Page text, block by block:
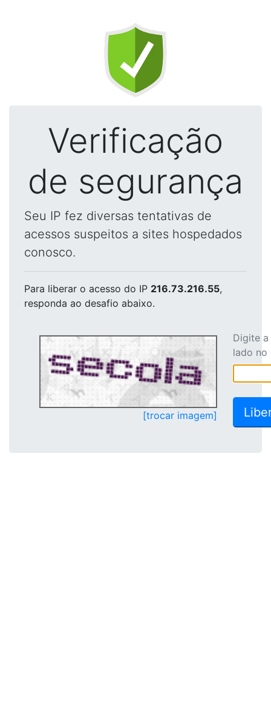
Verificação
de segurança
Seu IP fez diversas tentativas de
acessos suspeitos a sites hospedados
conosco.
Para liberar o acesso do IP 216.73.216.55,
responda ao desafio abaixo.
[trocar imagem]
Digite
lado no